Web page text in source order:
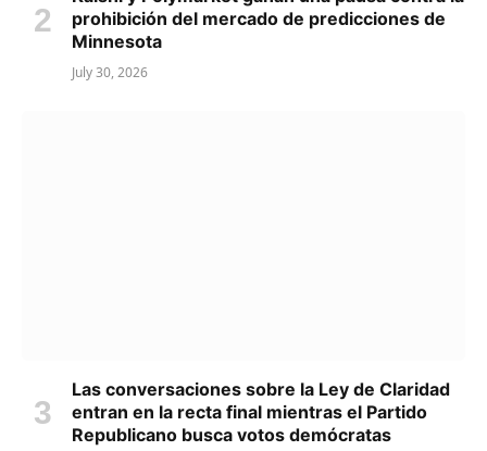
prohibición del mercado de predicciones de
Minnesota
July 30, 2026
Las conversaciones sobre la Ley de Claridad
entran en la recta final mientras el Partido
Republicano busca votos demócratas